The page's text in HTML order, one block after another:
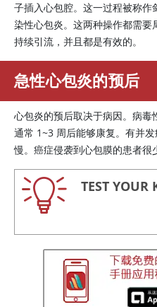
子插入心包腔。这一过程被称
染性心包炎。这两种操作都需
持续引流，并且都是有效的。
急性心包炎的预后
心包炎的预后取决于病因。病毒
通常 1~3 周后能够康复。有并
慢。癌症侵袭到心包膜的患者很
TEST YOUR